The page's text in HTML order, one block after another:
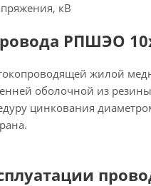
кВ
РПШЭО
жилой
оболочной из
цинкования